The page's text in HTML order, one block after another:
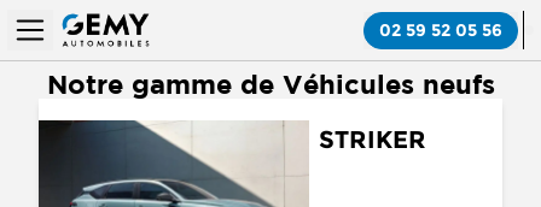
02 59 52 05 56
Notre gamme de Véhicules neufs
STRIKER